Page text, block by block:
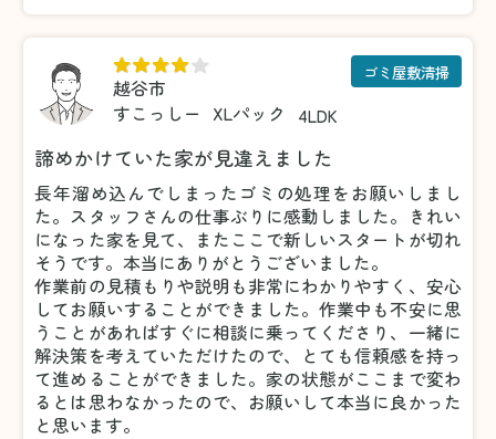
越谷市
すこっしー
XLパック 4LDK
ゴミ屋敷清掃
諦めかけていた家が見違えました
長年溜め込んでしまったゴミの処理をお願いしまし
た。スタッフさんの仕事ぶりに感動しました。きれい
になった家を見て、またここで新しいスタートが切れ
そうです。本当にありがとうございました。
作業前の見積もりや説明も非常にわかりやすく、安心
してお願いすることができました。作業中も不安に思
うことがあればすぐに相談に乗ってくださり、一緒に
解決策を考えていただけたので、とても信頼感を持っ
て進めることができました。家の状態がここまで変わ
るとは思わなかったので、お願いして本当に良かった
と思います。